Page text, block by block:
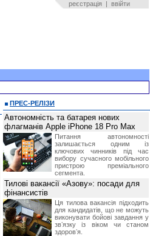
реєстрація | ввійти
ПРЕС-РЕЛІЗИ
Автономність та батарея нових
флагманів Apple iPhone 18 Pro Max
Питання автономності
залишається одним із
ключових чинників під час
вибору сучасного мобільного
пристрою преміального
сегмента.
Тилові вакансії «Азову»: посади для
фінансистів
Ця тилова вакансія підходить
для кандидатів, що не можуть
виконувати бойові завдання у
звʼязку із віком чи станом
здоровʼя.